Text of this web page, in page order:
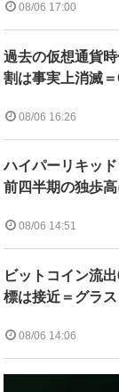
08/06 17:00
過去の仮想通貨
割は事実上消滅
08/06 16:26
ハイパーリキッ
前四半期の独歩高
08/06 14:51
ビットコイン流
標は接近＝グラ
08/06 14:06